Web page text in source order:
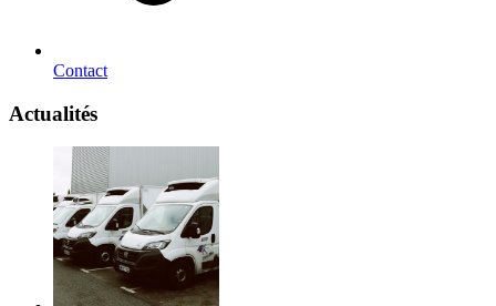
Contact
Actualités